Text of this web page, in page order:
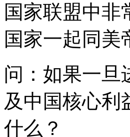
国家联盟中非
国家一起同美
问：如果一旦
及中国核心利
什么？